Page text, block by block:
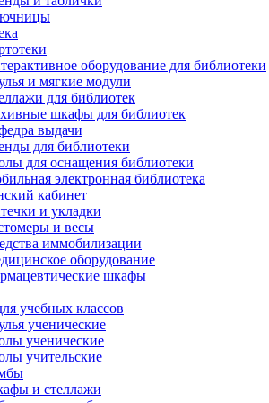
оборудование для библиотеки
и мягкие модули
для библиотек
шкафы для библиотек
выдачи
для библиотеки
для оснащения библиотеки
электронная библиотека
кабинет
и укладки
и весы
иммобилизации
оборудование
шкафы
учебных классов
ученические
ученические
учительские
и стеллажи